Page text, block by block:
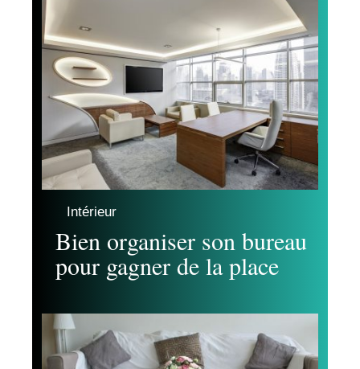
Intérieur
Bien organiser son bureau
pour gagner de la place